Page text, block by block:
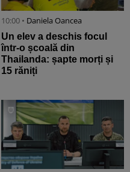
10:00 • Daniela Oancea
Un elev a deschis focul
într-o școală din
Thailanda: șapte morți și
15 răniți